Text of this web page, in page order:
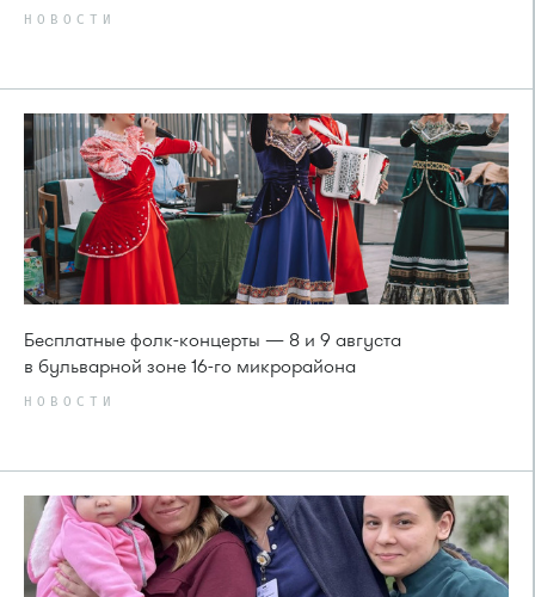
НОВОСТИ
Бесплатные фолк-концерты — 8 и 9 августа
в бульварной зоне 16-го микрорайона
НОВОСТИ